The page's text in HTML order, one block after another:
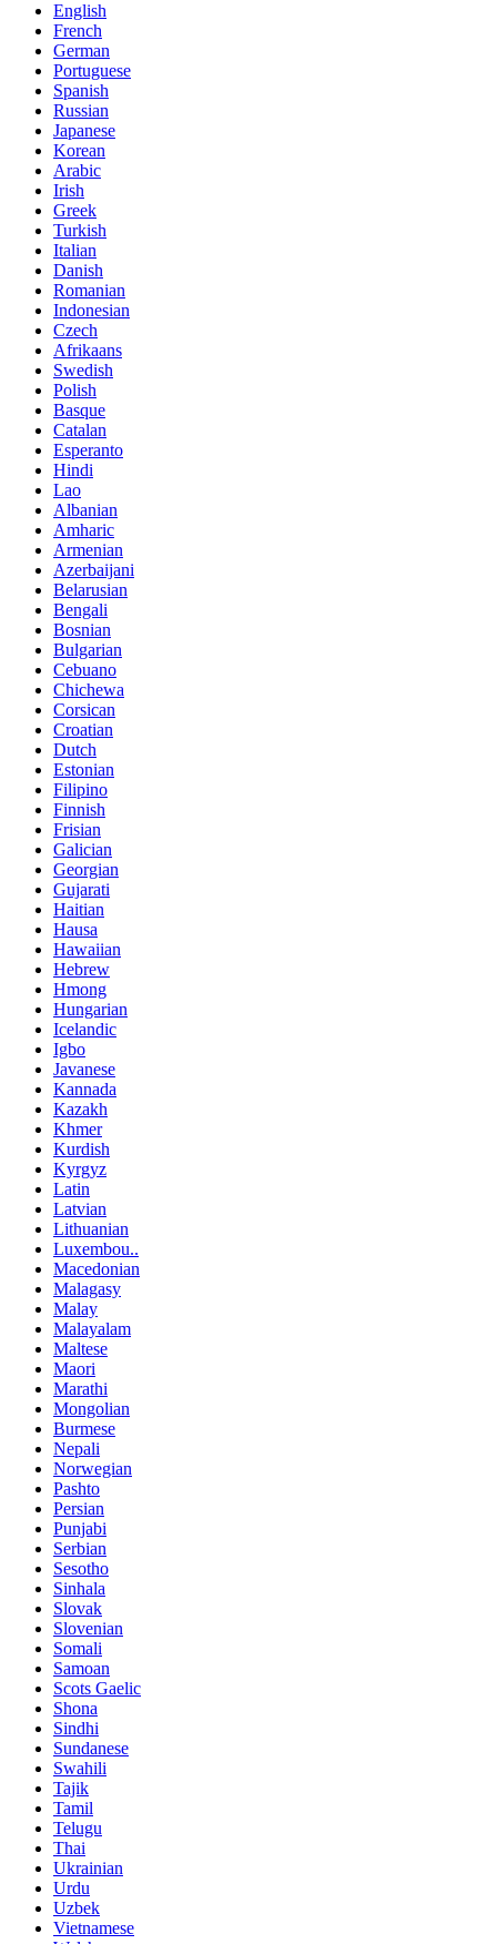
English
French
German
Portuguese
Spanish
Russian
Japanese
Korean
Arabic
Irish
Greek
Turkish
Italian
Danish
Romanian
Indonesian
Czech
Afrikaans
Swedish
Polish
Basque
Catalan
Esperanto
Hindi
Lao
Albanian
Amharic
Armenian
Azerbaijani
Belarusian
Bengali
Bosnian
Bulgarian
Cebuano
Chichewa
Corsican
Croatian
Dutch
Estonian
Filipino
Finnish
Frisian
Galician
Georgian
Gujarati
Haitian
Hausa
Hawaiian
Hebrew
Hmong
Hungarian
Icelandic
Igbo
Javanese
Kannada
Kazakh
Khmer
Kurdish
Kyrgyz
Latin
Latvian
Lithuanian
Luxembou..
Macedonian
Malagasy
Malay
Malayalam
Maltese
Maori
Marathi
Mongolian
Burmese
Nepali
Norwegian
Pashto
Persian
Punjabi
Serbian
Sesotho
Sinhala
Slovak
Slovenian
Somali
Samoan
Scots Gaelic
Shona
Sindhi
Sundanese
Swahili
Tajik
Tamil
Telugu
Thai
Ukrainian
Urdu
Uzbek
Vietnamese